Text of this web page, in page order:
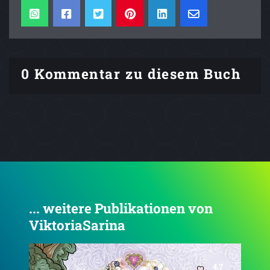
0 Kommentar zu diesem Buch
... weitere Publikationen von
ViktoriaSarina
4.7